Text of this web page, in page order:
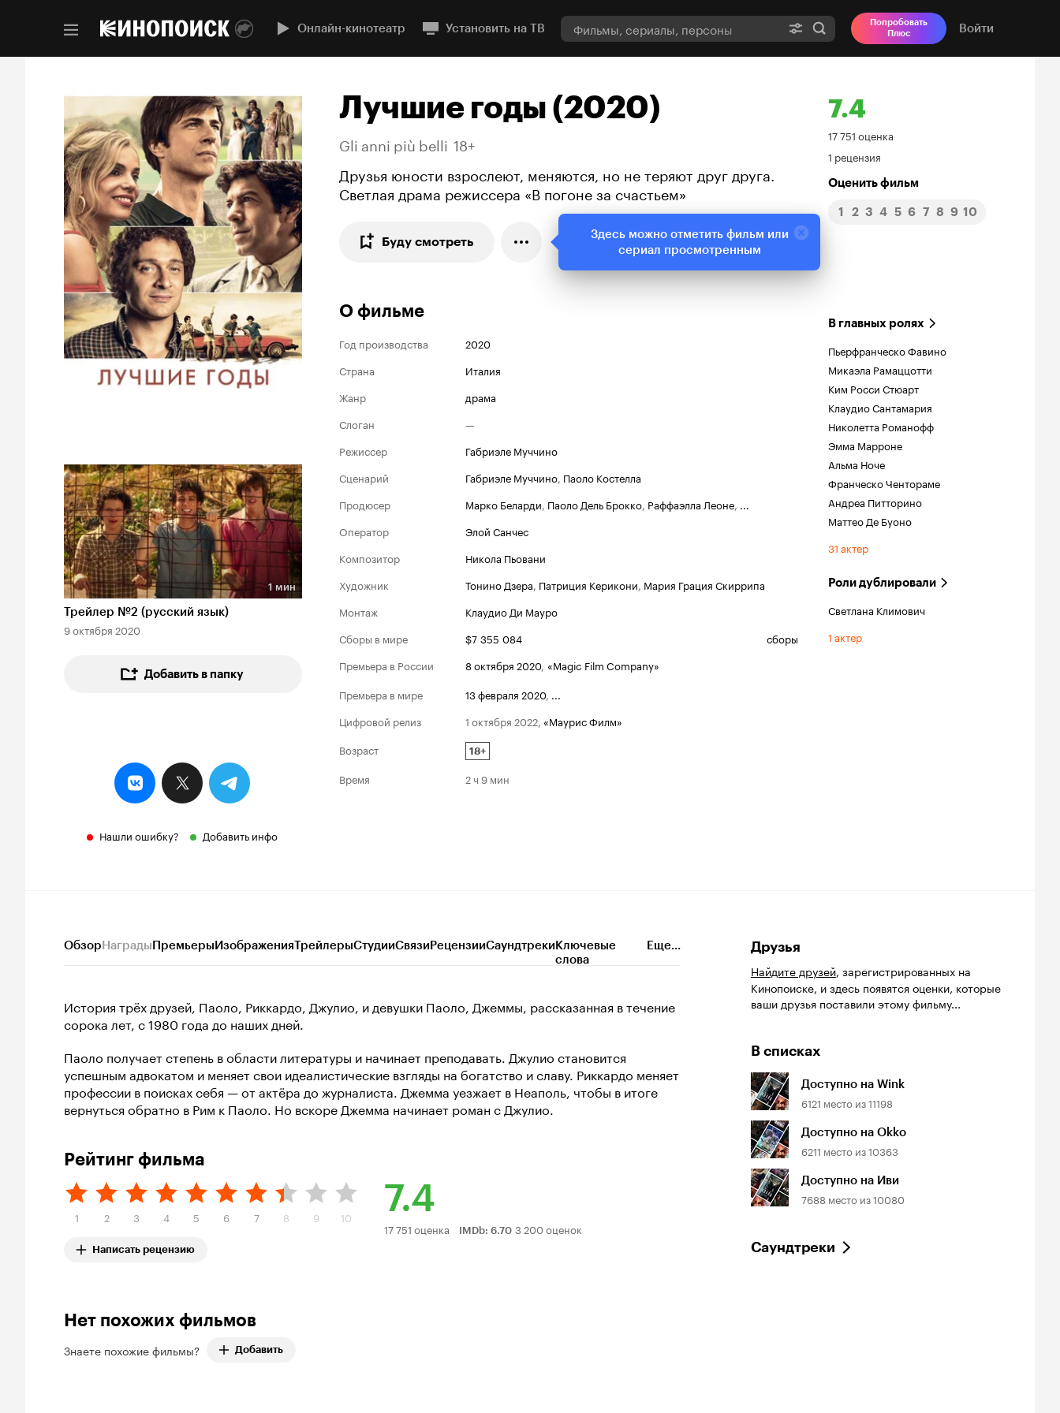
Онлайн-кинотеатр Установить на ТВ
Попробовать
Плюс
Войти
Длительность 1 мин
1 мин
Трейлер №2 (русский язык)
9 октября 2020
Добавить в папку
Нашли ошибку? Добавить инфо
Лучшие годы (2020)
Gli anni più belli 18+
Друзья юности взрослеют, меняются, но не теряют друг друга.
Светлая драма режиссера «В погоне за счастьем»
Буду смотреть
7.4
Рейтинг
Кинопоиска
7.4
17 751 оценка
1 рецензия
Оценить фильм
1 2 3 4 5 6 7 8 9 10
О фильме
Год производства
2020
Страна
Италия
Жанр
драма
Слоган
—
Режиссер
Габриэле Муччино
Сценарий
Габриэле Муччино, Паоло Костелла
Продюсер
Марко Беларди, Паоло Дель Брокко, Раффаэлла Леоне, ...
Оператор
Элой Санчес
Композитор
Никола Пьовани
Художник
Тонино Дзера, Патриция Керикони, Мария Грация Скиррипа
Монтаж
Клаудио Ди Мауро
Сборы в мире
$7 355 084
сборы
Премьера в России
8 октября 2020, «Magic Film Company»
Премьера в мире
13 февраля 2020,
Цифровой релиз
1 октября 2022 «Маурис Филм»
Возраст
18+
Время 2 ч 9 мин
В главных ролях
Пьерфранческо Фавино
Микаэла Рамаццотти
Ким Росси Стюарт
Клаудио Сантамария
Николетта Романофф
Эмма Марроне
Альма Ноче
Франческо Чентораме
Андреа Питторино
Маттео Де Буоно
31 актер
Роли дублировали
Светлана Климович
1 актер
ОбзорНаградыПремьерыИзображенияТрейлерыСтудииСвязиРецензииСаундтрекиКлючевые
слова
Еще...
История трёх друзей, Паоло, Риккардо, Джулио, и девушки Паоло, Джеммы, рассказанная в течение
сорока лет, с 1980 года до наших дней.
Паоло получает степень в области литературы и начинает преподавать. Джулио становится
успешным адвокатом и меняет свои идеалистические взгляды на богатство и славу. Риккардо меняет
профессии в поисках себя — от актёра до журналиста. Джемма уезжает в Неаполь, чтобы в итоге
вернуться обратно в Рим к Паоло. Но вскоре Джемма начинает роман с Джулио.
Рейтинг фильма
1 2 3 4 5 6 7 8 9 10
Написать рецензию
7.4
Рейтинг
17 751 оценка IMDb: 6.70 3 200 оценок
Нет похожих фильмов
Знаете похожие фильмы? Добавить
Друзья
Найдите друзей, зарегистрированных на
Кинопоиске, и здесь появятся оценки, которые
ваши друзья поставили этому фильму...
В списках
Доступно на Wink
6121 место из11198
Доступно на Okko
6211 место из10363
Доступно на Иви
7688 место из10080
Саундтреки
Здесь можно отметить фильм или
сериал просмотренным